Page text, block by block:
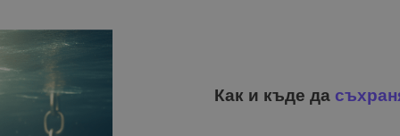
Как и къде да